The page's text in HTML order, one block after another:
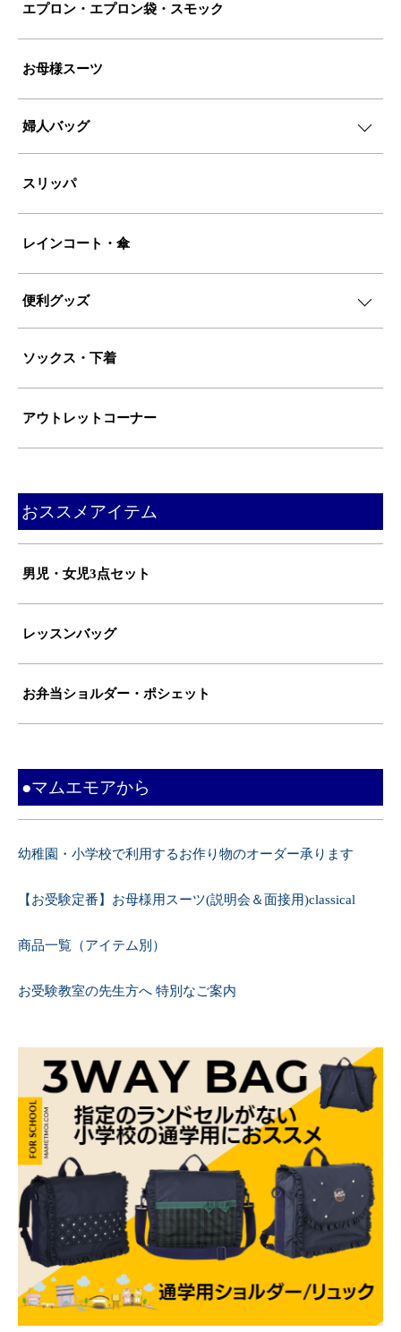
エプロン・エプロン袋・スモック
お母様スーツ
婦人バッグ
スリッパ
レインコート・傘
便利グッズ
ソックス・下着
アウトレットコーナー
おススメアイテム
男児・女児3点セット
レッスンバッグ
お弁当ショルダー・ポシェット
●マムエモアから
幼稚園・小学校で利用するお作り物のオーダー承ります
【お受験定番】お母様用スーツ(説明会＆面接用)classical
商品一覧（アイテム別）
お受験教室の先生方へ 特別なご案内